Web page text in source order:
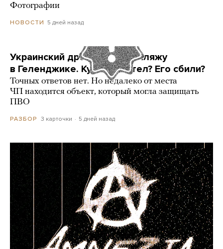
Фотографии
НОВОСТИ 5 дней назад
Украинский дрон попал по пляжу
в Геленджике. Куда он летел? Его сбили?
Точных ответов нет. Но недалеко от места
ЧП находится объект, который могла защищать
ПВО
РАЗБОР 3 карточки 5 дней назад